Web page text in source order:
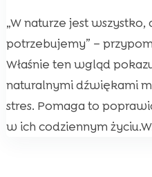
„W naturze jest wszystko,
potrzebujemy” –
Właśnie ten wgląd
naturalnymi dźwiękami
stres. Pomaga to
w ich codziennym